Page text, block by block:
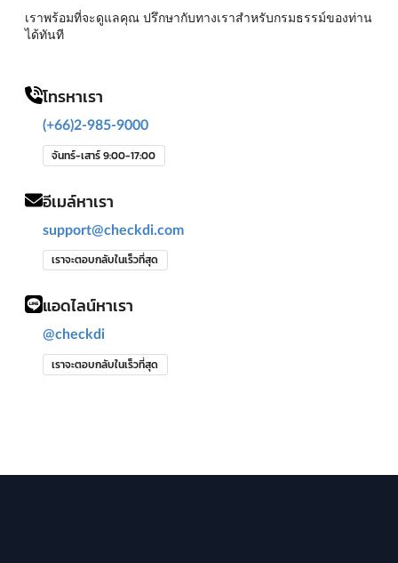
เราพร้อมที่จะดูแลคุณ ปรึกษากับทางเราสำหรับกรมธรรม์ของท่าน
ได้ทันที
โทรหาเรา
(+66)2-985-9000
จันทร์-เสาร์ 9:00-17:00
อีเมล์หาเรา
support@checkdi.com
เราจะตอบกลับในเร็วที่สุด
แอดไลน์หาเรา
@checkdi
เราจะตอบกลับในเร็วที่สุด